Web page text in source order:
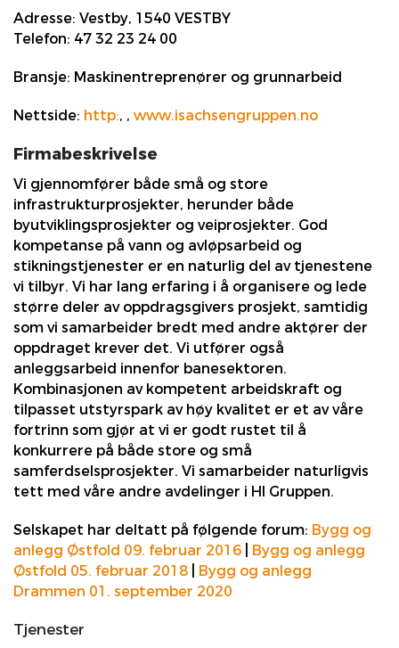
Adresse: Vestby, 1540 VESTBY
Telefon: 47 32 23 24 00
Bransje: Maskinentreprenører og grunnarbeid
Nettside: http:, , www.isachsengruppen.no
Firmabeskrivelse
Vi gjennomfører både små og store
infrastrukturprosjekter, herunder både
byutviklingsprosjekter og veiprosjekter. God
kompetanse på vann og avløpsarbeid og
stikningstjenester er en naturlig del av tjenestene
vi tilbyr. Vi har lang erfaring i å organisere og lede
større deler av oppdragsgivers prosjekt, samtidig
som vi samarbeider bredt med andre aktører der
oppdraget krever det. Vi utfører også
anleggsarbeid innenfor banesektoren.
Kombinasjonen av kompetent arbeidskraft og
tilpasset utstyrspark av høy kvalitet er et av våre
fortrinn som gjør at vi er godt rustet til å
konkurrere på både store og små
samferdselsprosjekter. Vi samarbeider naturligvis
tett med våre andre avdelinger i HI Gruppen.
Selskapet har deltatt på følgende forum: Bygg og
anlegg Østfold 09. februar 2016
Bygg og anlegg
Østfold 05. februar 2018
Bygg og anlegg
Drammen 01. september 2020
Tjenester